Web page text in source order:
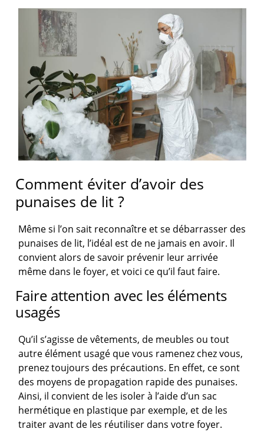
Comment éviter d’avoir des
punaises de lit ?
Même si l’on sait reconnaître et se débarrasser des
punaises de lit, l’idéal est de ne jamais en avoir. Il
convient alors de savoir prévenir leur arrivée
même dans le foyer, et voici ce qu’il faut faire.
Faire attention avec les éléments
usagés
Qu’il s’agisse de vêtements, de meubles ou tout
autre élément usagé que vous ramenez chez vous,
prenez toujours des précautions. En effet, ce sont
des moyens de propagation rapide des punaises.
Ainsi, il convient de les isoler à l’aide d’un sac
hermétique en plastique par exemple, et de les
traiter avant de les réutiliser dans votre foyer.